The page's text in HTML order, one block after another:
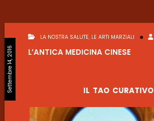
Settembre 14, 2016
LA NOSTRA SALUTE, LE ARTI MARZIALI
L’ANTICA MEDICINA CINESE
IL TAO CURATIVO